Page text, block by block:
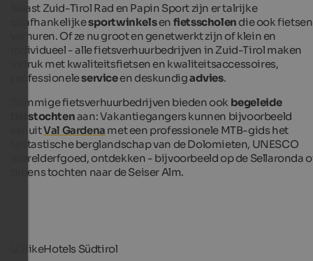
Naast Zuid-Tirol Rad en Papin Sport zijn er talrijke
onafhankelijkesportwinkelsen fietsscholen die ook fietsen
verhuren. Of ze nu groot en genetwerkt zijn of klein en
individueel - alle fietsverhuurbedrijven in Zuid-Tirol maken
indruk met kwaliteitsfietsen en kwaliteitsaccessoires,
professioneleserviceen deskundigadvies.
Sommige fietsverhuurbedrijven bieden ook begeleide
fietstochtenaan: Vakantiegangers kunnen bijvoorbeeld
vanuitVal Gardena met een professionele MTB-gids het
fantastische berglandschap van de Dolomieten, UNESCO
Werelderfgoed, ontdekken - bijvoorbeeld op de Sellaronda
tijdens tochten naar de Seiser Alm.